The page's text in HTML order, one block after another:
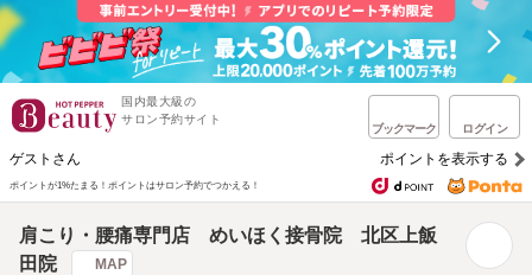
国内最大級の
サロン予約サイト
ブックマーク ログイン
ゲストさん ポイントを表示する
ポイントが1%たまる！ ポイントはサロン予約でつかえる！
肩こり・腰痛専門店 めいほく接骨院 北区上飯
田院
MAP